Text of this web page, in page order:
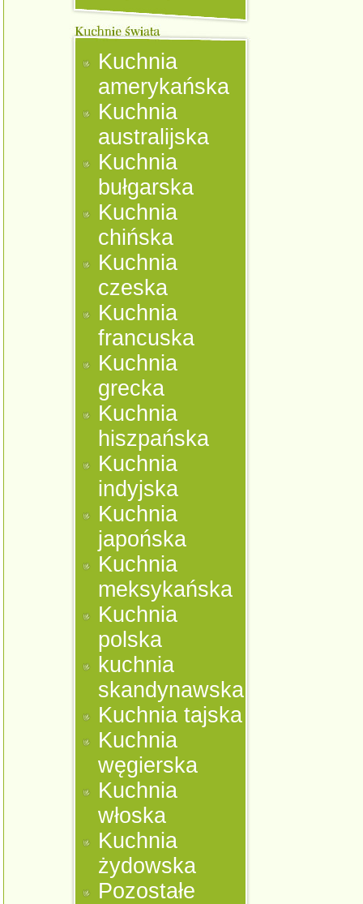
Kuchnia
amerykańska
Kuchnia
australijska
Kuchnia
bułgarska
Kuchnia
chińska
Kuchnia
czeska
Kuchnia
francuska
Kuchnia
grecka
Kuchnia
hiszpańska
Kuchnia
indyjska
Kuchnia
japońska
Kuchnia
meksykańska
Kuchnia
polska
kuchnia
skandynawska
Kuchnia tajska
Kuchnia
węgierska
Kuchnia
włoska
Kuchnia
żydowska
Pozostałe